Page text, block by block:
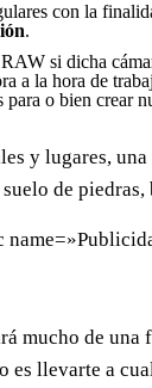
con la
.
si dicha
a la hora de
o bien crear
y lugares,
de
mucho de
es llevarte a